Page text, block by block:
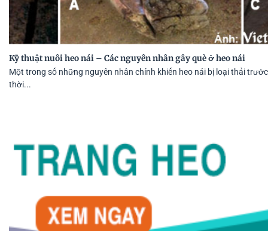
Kỹ thuật nuôi heo nái – Các nguyên nhân gây què ở heo nái
Một trong số những nguyên nhân chính khiến heo nái bị loại thải trước
thời...